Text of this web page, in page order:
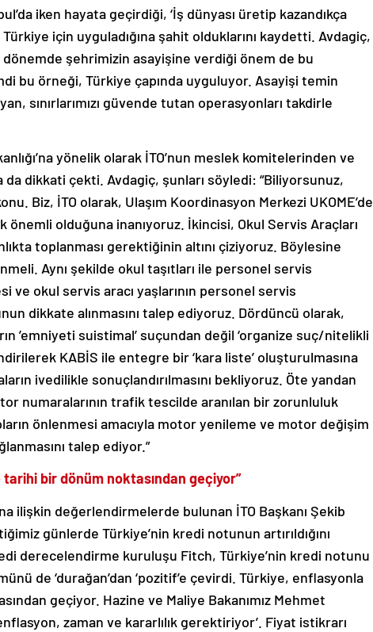
iken hayata geçirdiği, ‘İş dünyası üretip kazandıkça
için uyguladığına şahit olduklarını kaydetti. Avdagiç,
dönemde şehrimizin asayişine verdiği önem de bu
bu örneği, Türkiye çapında uyguluyor. Asayişi temin
sınırlarımızı güvende tutan operasyonları takdirle
yönelik olarak İTO’nun meslek komitelerinden ve
dikkati çekti. Avdagiç, şunları söyledi: “Biliyorsunuz,
Biz, İTO olarak, Ulaşım Koordinasyon Merkezi UKOME’de
olduğuna inanıyoruz. İkincisi, Okul Servis Araçları
toplanması gerektiğinin altını çiziyoruz. Böylesine
Aynı şekilde okul taşıtları ile personel servis
ve okul servis aracı yaşlarının personel servis
dikkate alınmasını talep ediyoruz. Dördüncü olarak,
’emniyeti suistimal’ suçundan değil ‘organize suç/nitelikli
KABİS ile entegre bir ‘kara liste’ oluşturulmasına
ivedilikle sonuçlandırılmasını bekliyoruz. Öte yandan
numaralarının trafik tescilde aranılan bir zorunluluk
önlenmesi amacıyla motor yenileme ve motor değişim
talep ediyor.”
bir dönüm noktasından geçiyor”
ilişkin değerlendirmelerde bulunan İTO Başkanı Şekib
günlerde Türkiye’nin kredi notunun artırıldığını
derecelendirme kuruluşu Fitch, Türkiye’nin kredi notunu
de ‘durağan’dan ‘pozitif’e çevirdi. Türkiye, enflasyonla
geçiyor. Hazine ve Maliye Bakanımız Mehmet
zaman ve kararlılık gerektiriyor’. Fiyat istikrarı